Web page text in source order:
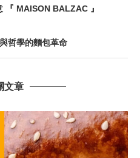
『 MAISON BALZAC 』
哲學的麵包革命
文章